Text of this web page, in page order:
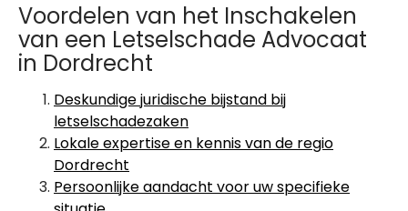
Voordelen van het Inschakelen
van een Letselschade Advocaat
in Dordrecht
Deskundige juridische bijstand bij
letselschadezaken
Lokale expertise en kennis van de regio
Dordrecht
Persoonlijke aandacht voor uw specifieke